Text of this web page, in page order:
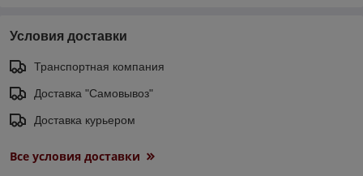
Условия доставки
Транспортная компания
Доставка "Самовывоз"
Доставка курьером
Все условия доставки